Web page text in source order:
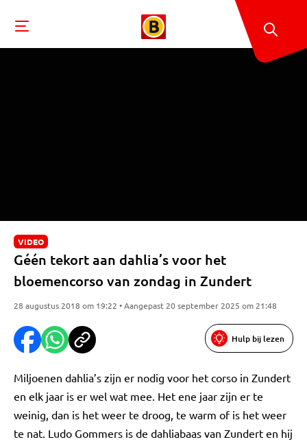
VIDEO
Géén tekort aan dahlia’s voor het
bloemencorso van zondag in Zundert
28 augustus 2018 om 19:22 • Aangepast 20 september 2025 om 21:48
Hulp bij lezen
Miljoenen dahlia’s zijn er nodig voor het corso in Zundert
en elk jaar is er wel wat mee. Het ene jaar zijn er te
weinig, dan is het weer te droog, te warm of is het weer
te nat. Ludo Gommers is de dahliabaas van Zundert en hij